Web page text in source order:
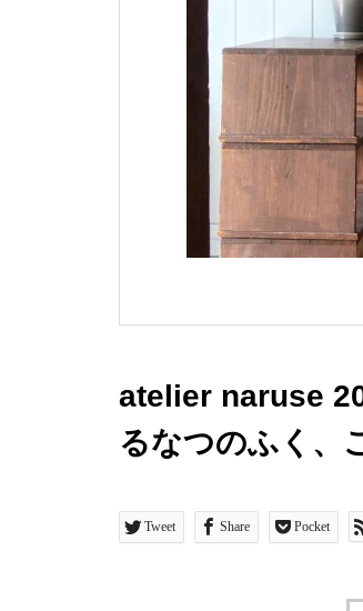
atelier naruse
るなつのふく、
送を待ち侘びて
Tweet Share Pocket